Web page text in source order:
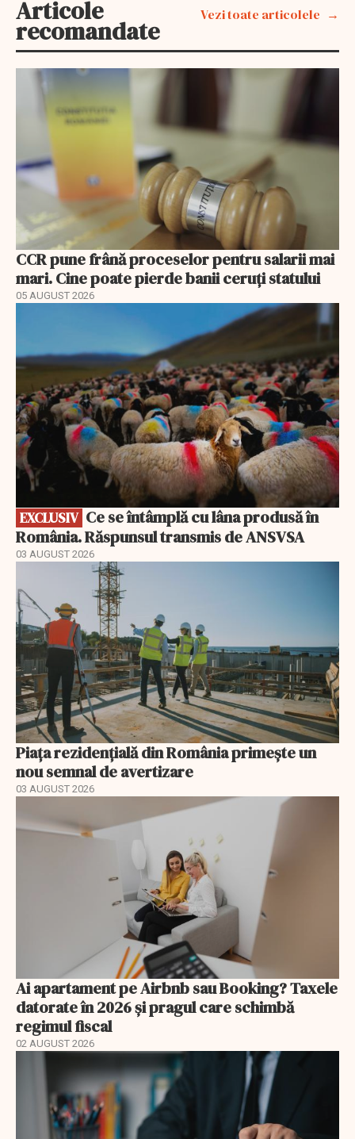
Articole
recomandate
Vezi toate articolele
CCR pune frână proceselor pentru salarii mai
mari. Cine poate pierde banii ceruți statului
05 AUGUST 2026
EXCLUSIV
România. Răspunsul transmis de ANSVSA
03 AUGUST 2026
Piața rezidențială din România primește un
nou semnal de avertizare
03 AUGUST 2026
Ai apartament pe Airbnb sau Booking? Taxele
datorate în 2026 și pragul care schimbă
regimul fiscal
02 AUGUST 2026